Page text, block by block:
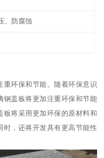
、防腐蚀
重环保和节能。随着环保意识
钢盖板将更加注重环保和节能
板将采用更加环保的原材料和
时，还将开发具有更高节能性